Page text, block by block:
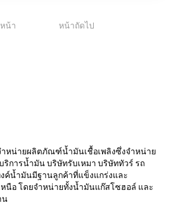
น้า หน้าถัดไป
หน่ายผลิตภัณฑ์น้ำมันเชื้อเพลิงซึ่งจำหน่าย
ริการน้ำมัน บริษัทรับเหมา บริษัททัวร์ รถ
ค์น้ำมันมีฐานลูกค้าที่แข็งแกร่งและ
นือ โดยจำหน่ายทั้งน้ำมันแก๊สโซฮอล์ และ
น